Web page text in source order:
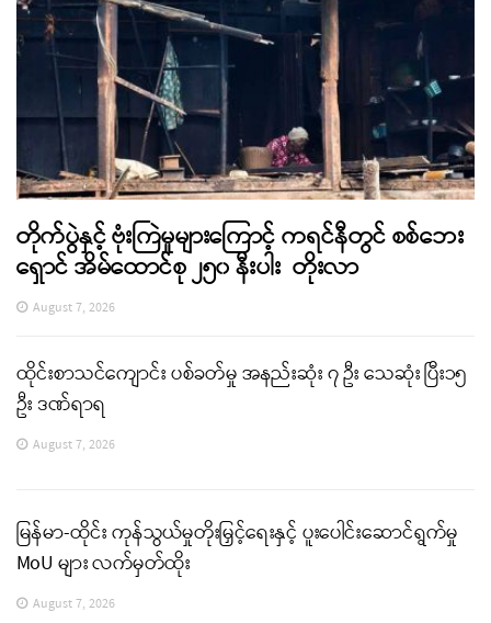
တိုက်ပွဲနှင့် ဗုံးကြဲမှုများကြောင့် ကရင်နီတွင် စစ်ဘေး
ရှောင် အိမ်ထောင်စု ၂၅၀ နီးပါး တိုးလာ
August 7, 2026
ထိုင်းစာသင်ကျောင်း ပစ်ခတ်မှု အနည်းဆုံး ၇ ဦး သေဆုံး ပြီး၁၅
ဦး ဒဏ်ရာရ
August 7, 2026
မြန်မာ-ထိုင်း ကုန်သွယ်မှုတိုးမြှင့်ရေးနှင့် ပူးပေါင်းဆောင်ရွက်မှု
MoU များ လက်မှတ်ထိုး
August 7, 2026